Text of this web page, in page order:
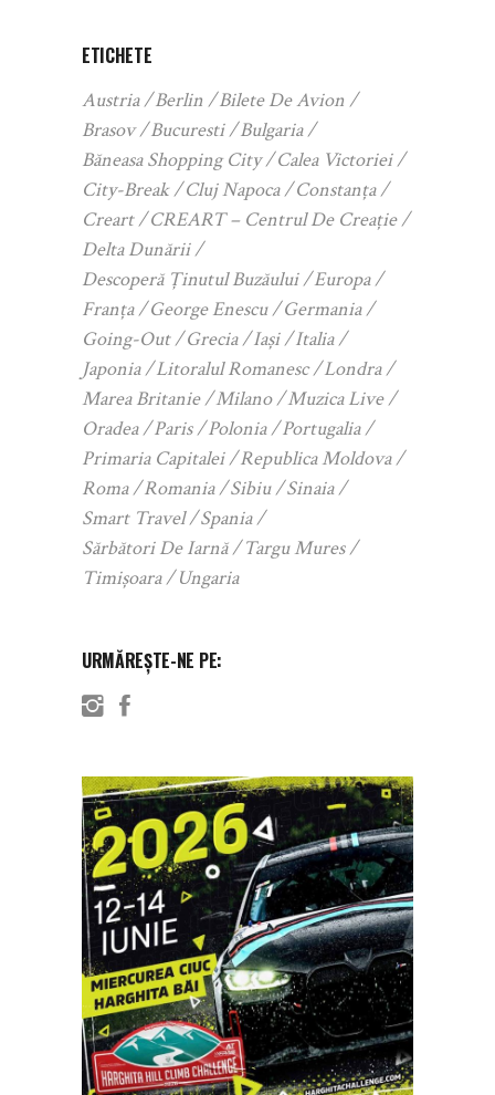
ETICHETE
Austria Berlin
Bilete De Avion
Brasov
Bucuresti
Bulgaria
Băneasa Shopping City
Calea Victoriei
City-Break
Cluj Napoca
Constanța
Creart
CREART – Centrul De Creație
Delta Dunării
Descoperă Ținutul Buzăului
Europa
Franța
George Enescu
Germania
Going-Out
Grecia Iași
Italia
Japonia
Litoralul Romanesc
Londra
Marea Britanie
Milano
Muzica Live
Oradea
Paris Polonia
Portugalia
Primaria Capitalei
Republica Moldova
Roma
Romania Sibiu
Sinaia
Smart Travel
Spania
Sărbători De Iarnă
Targu Mures
Timișoara
Ungaria
URMĂREȘTE-NE PE: